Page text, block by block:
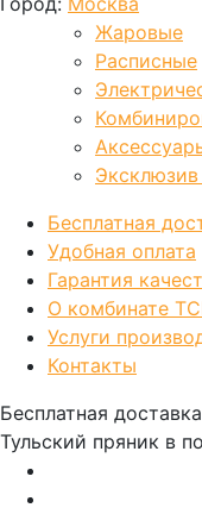
Жаровые
Расписные
Бесплатная
Удобная оплата
Гарантия
О комбинате
Услуги
Контакты
Бесплатная
Тульский пряник в